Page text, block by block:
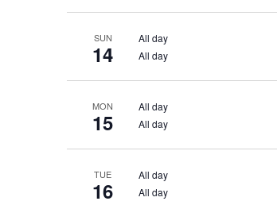
SUN
14
All day
All day
MON
15
All day
All day
TUE
16
All day
All day